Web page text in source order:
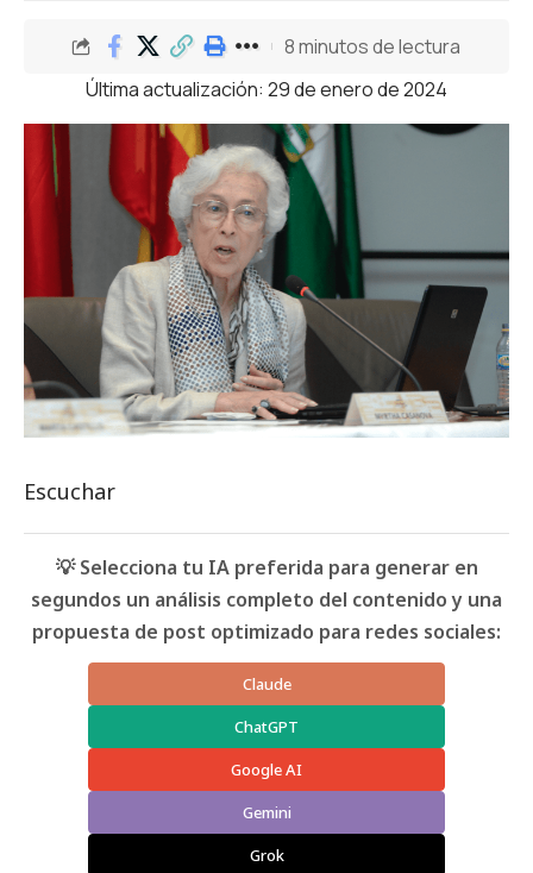
Última actualización: 29 de enero de 2024
8 minutos de lectura
Escuchar
💡 Selecciona tu IA preferida para generar en
segundos un análisis completo del contenido y una
propuesta de post optimizado para redes sociales:
Claude
ChatGPT
Google AI
Gemini
Grok